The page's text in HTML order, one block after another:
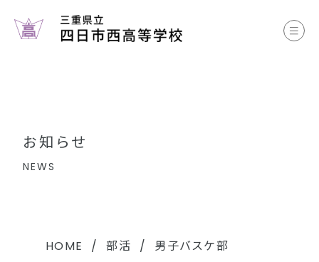
お知らせ
学校生活
お知らせ
NEWS
HOME 部活
男子バスケ部